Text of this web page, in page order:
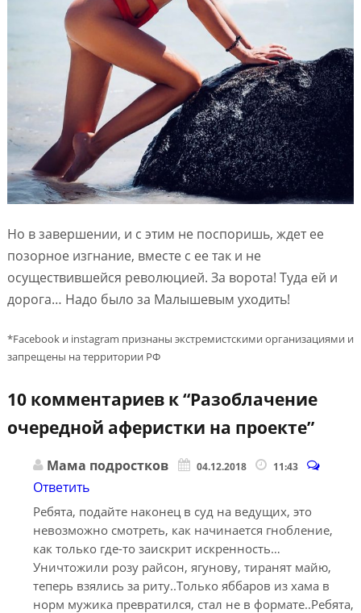
Но в завершении, и с этим не поспоришь, ждет ее
позорное изгнание, вместе с ее так и не
осуществившейся революцией. За ворота! Туда ей и
дорога… Надо было за Малышевым уходить!
*Facebook и instagram признаны экстремистскими организациями и
запрещены на территории РФ
10 комментариев к “Разоблачение
очередной аферистки на проекте”
Мама подростков 04.12.2018 11:43
Ответить
Ребята, подайте наконец в суд на ведущих, это
невозможно смотреть, как начинается гнобление,
как только где-то заискрит искренность…
Уничтожили розу райсон, ягунову, тиранят майю,
теперь взялись за риту..Только яббаров из хама в
норм мужика превратился, стал не в формате..Ребята,